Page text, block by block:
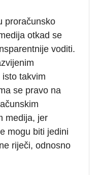
proračunsko
otkad se
voditi.
takvim
se pravo na
medija, jer
mogu biti jedini
riječi, odnosno